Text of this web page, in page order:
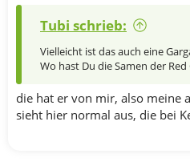
Tubi schrieb:
Vielleicht ist das auch eine
Wo hast Du die Samen der
die hat er von mir, also meine
sieht hier normal aus, die bei